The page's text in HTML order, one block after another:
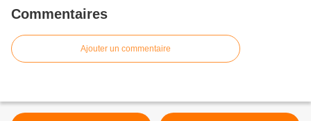
Commentaires
Ajouter un commentaire